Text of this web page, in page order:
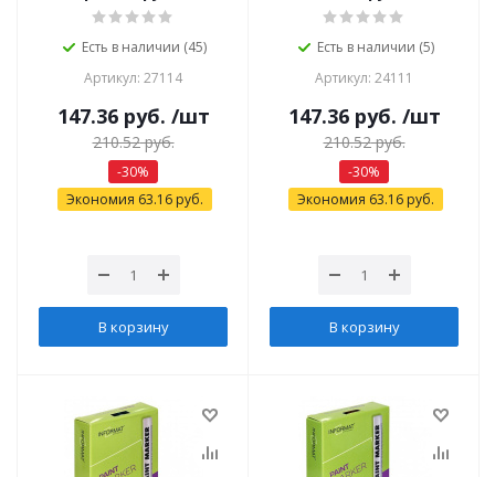
Есть в наличии (45)
Артикул: 27114
147.36руб. /шт
210.52руб.
-30%
Экономия 63.16 руб.
В корзину
Есть в наличии (5)
Артикул: 24111
147.36руб. /шт
210.52руб.
-30%
Экономия 63.16 руб.
В корзину